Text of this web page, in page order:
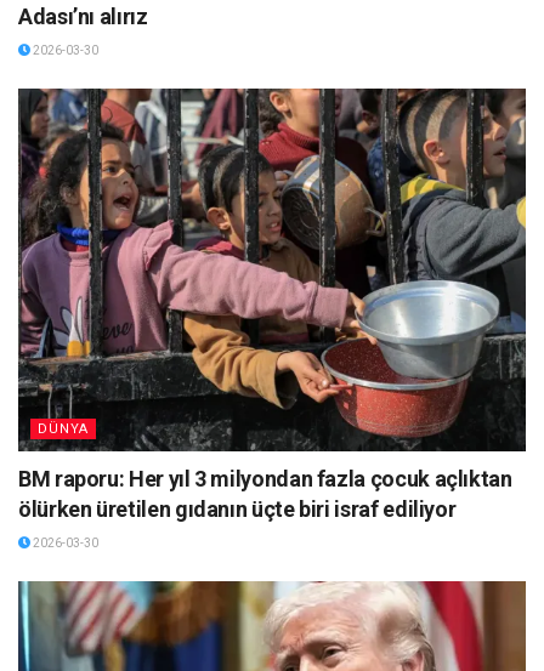
Adası’nı alırız
2026-03-30
DÜNYA
BM raporu: Her yıl 3 milyondan fazla çocuk açlıktan
ölürken üretilen gıdanın üçte biri israf ediliyor
2026-03-30